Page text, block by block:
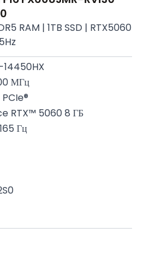
RAM | 1TB SSD | RTX5060
МГц
PCIe®
RTX™ 5060 8 ГБ
Гц